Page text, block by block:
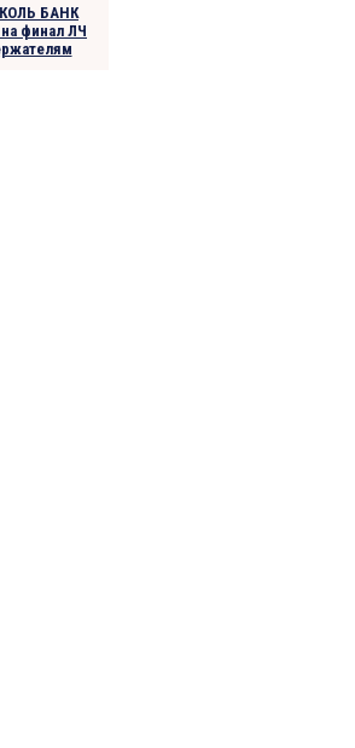
БАНК
финал ЛЧ